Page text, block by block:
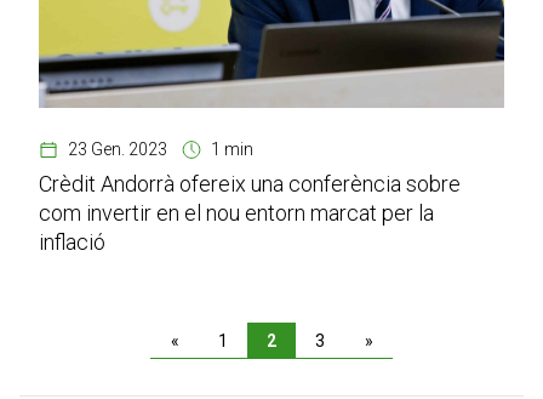
23 Gen. 2023 1 min
Crèdit Andorrà ofereix una conferència sobre
com invertir en el nou entorn marcat per la
inflació
« 1 2 3 »